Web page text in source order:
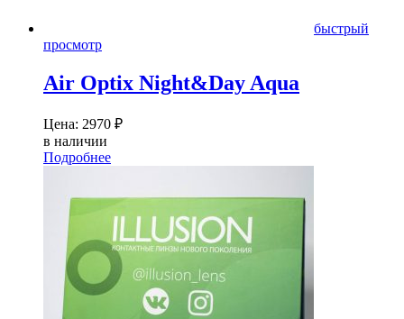
быстрый
просмотр
Air Optix Night&Day Aqua
Цена: 2970 ₽
в наличии
Подробнее